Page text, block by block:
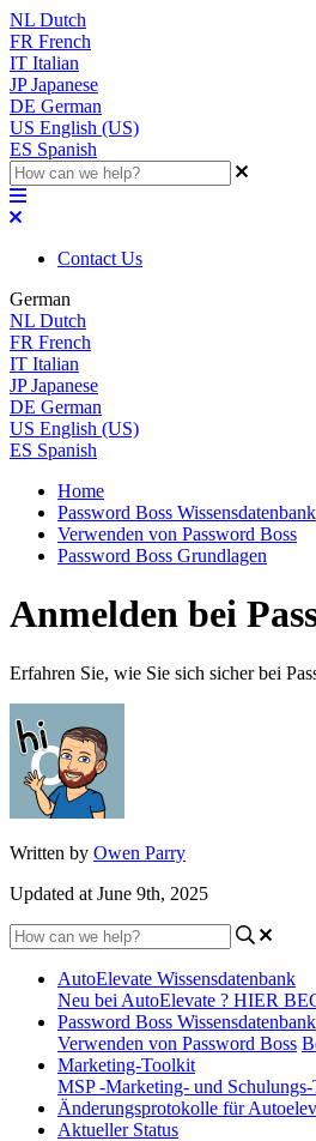
NL Dutch
FR French
IT Italian
JP Japanese
DE German
US English (US)
ES Spanish
Contact Us
German
NL Dutch
FR French
IT Italian
JP Japanese
DE German
US English (US)
ES Spanish
Home
Password Boss Wissensdatenbank
Verwenden von Password Boss
Password Boss Grundlagen
Anmelden bei
Erfahren Sie, wie Sie sich sicher bei
Written by Owen Parry
Updated at June 9th, 2025
AutoElevate Wissensdatenbank
Neu bei AutoElevate ? HIER
Password Boss Wissensdatenbank
Verwenden von Password Boss
Marketing-Toolkit
MSP -Marketing- und
Änderungsprotokolle für
Aktueller Status